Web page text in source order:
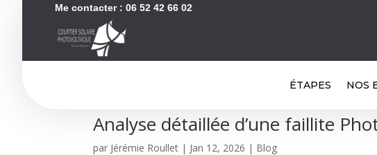
Me contacter : 06 52 42 66 02
ÉTAPES NOS
Analyse détaillée d’une faillite
par Jérémie Roullet | Jan 12, 2026 | Blog